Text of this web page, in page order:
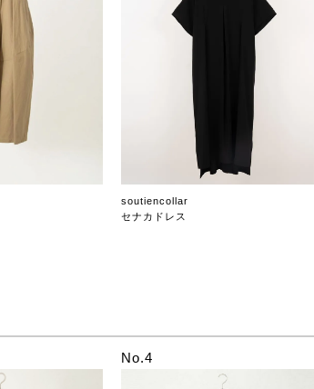
soutiencollar
セナカドレス
No.4